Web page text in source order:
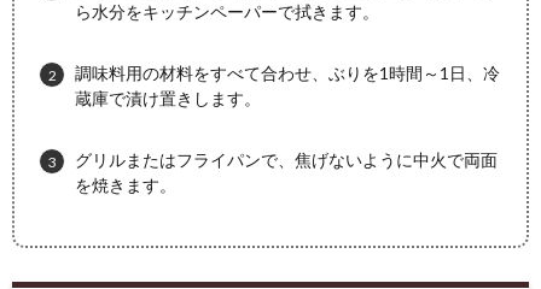
ら水分をキッチンペーパーで拭きます。
調味料用の材料をすべて合わせ、ぶりを1時間～1日、冷
蔵庫で漬け置きします。
グリルまたはフライパンで、焦げないように中火で両面
を焼きます。